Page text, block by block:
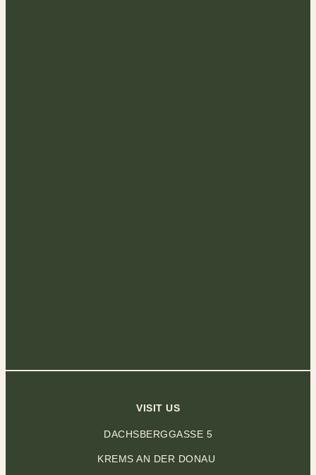
VISIT US
DACHSBERGGASSE 5
KREMS AN DER DONAU